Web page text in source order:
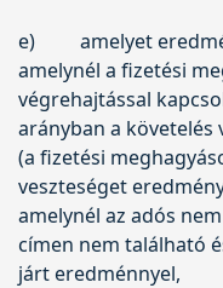
e)
amelyet
amelynél a fizetési
végrehajtással
arányban a
(a fizetési
veszteséget
amelynél az adós
címen nem található
járt eredménnyel,